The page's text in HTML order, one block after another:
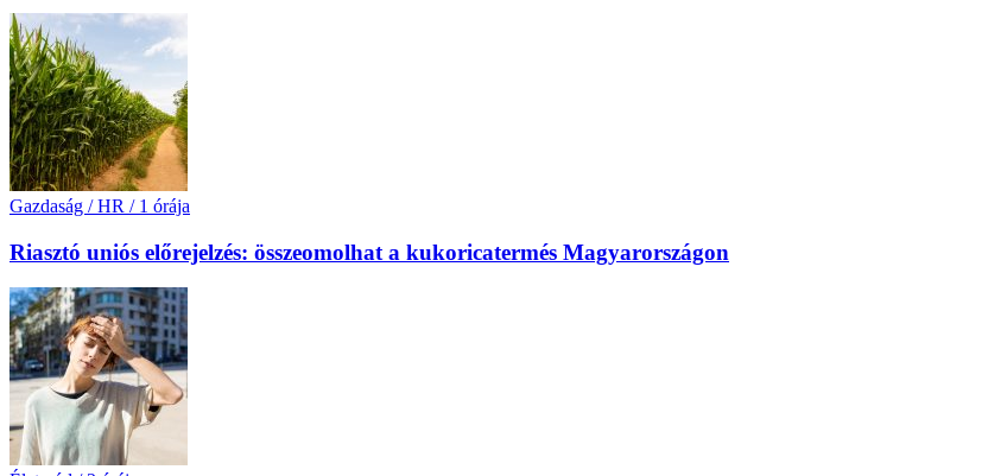
Gazdaság / HR / 1 órája
Riasztó uniós előrejelzés: összeomolhat a kukoricatermés Magyarországon